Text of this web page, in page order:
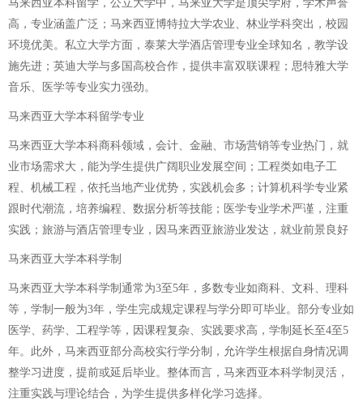
马来西亚本科留学，公立大学中，马来亚大学是顶尖学府，学术声誉
高，专业涵盖广泛；马来西亚博特拉大学农业、林业学科突出，校园
环境优美。私立大学方面，泰莱大学酒店管理专业全球知名，教学设
施先进；英迪大学与多国高校合作，提供丰富双联课程；思特雅大学
音乐、医学等专业实力强劲。
马来西亚大学本科留学专业
马来西亚大学本科商科领域，会计、金融、市场营销等专业热门，就
业市场需求大，能为学生提供广阔职业发展空间；工程类如电子工
程、机械工程，依托当地产业优势，实践机会多；计算机科学专业紧
跟时代潮流，培养编程、数据分析等技能；医学专业学术严谨，注重
实践；旅游与酒店管理专业，因马来西亚旅游业发达，就业前景良好
马来西亚大学本科学制
马来西亚大学本科学制通常为3至5年，多数专业如商科、文科、理科
等，学制一般为3年，学生完成规定课程与学分即可毕业。部分专业如
医学、药学、工程学等，因课程复杂、实践要求高，学制延长至4至5
年。此外，马来西亚部分高校实行学分制，允许学生根据自身情况调
整学习进度，提前或延后毕业。整体而言，马来西亚本科学制灵活，
注重实践与理论结合，为学生提供多样化学习选择。